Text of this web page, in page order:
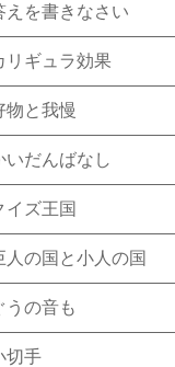
えを書きなさい
リギュラ効果
物と我慢
いだんばなし
イズ王国
人の国と小人の国
うの音も
切手